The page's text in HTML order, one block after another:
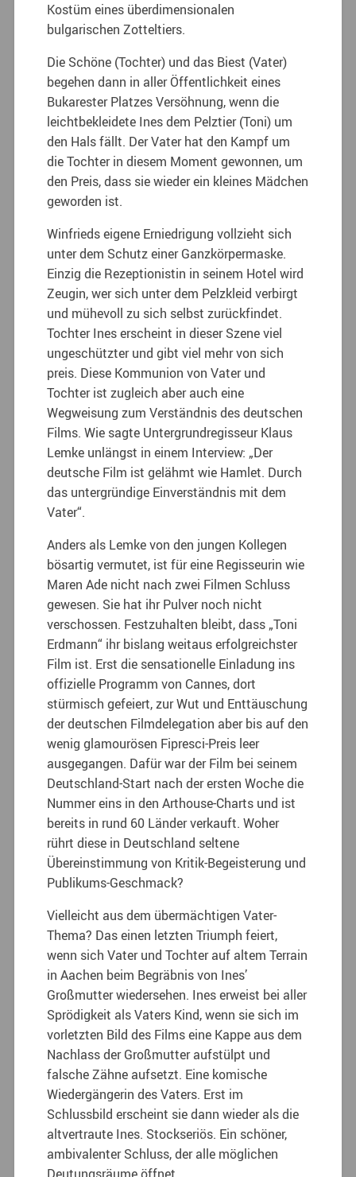
Kostüm eines überdimensionalen
bulgarischen Zotteltiers.
Die Schöne (Tochter) und das Biest (Vater)
begehen dann in aller Öffentlichkeit eines
Bukarester Platzes Versöhnung, wenn die
leichtbekleidete Ines dem Pelztier (Toni) um
den Hals fällt. Der Vater hat den Kampf um
die Tochter in diesem Moment gewonnen, um
den Preis, dass sie wieder ein kleines Mädchen
geworden ist.
Winfrieds eigene Erniedrigung vollzieht sich
unter dem Schutz einer Ganzkörpermaske.
Einzig die Rezeptionistin in seinem Hotel wird
Zeugin, wer sich unter dem Pelzkleid verbirgt
und mühevoll zu sich selbst zurückfindet.
Tochter Ines erscheint in dieser Szene viel
ungeschützter und gibt viel mehr von sich
preis. Diese Kommunion von Vater und
Tochter ist zugleich aber auch eine
Wegweisung zum Verständnis des deutschen
Films. Wie sagte Untergrundregisseur Klaus
Lemke unlängst in einem Interview: „Der
deutsche Film ist gelähmt wie Hamlet. Durch
das untergründige Einverständnis mit dem
Vater“.
Anders als Lemke von den jungen Kollegen
bösartig vermutet, ist für eine Regisseurin wie
Maren Ade nicht nach zwei Filmen Schluss
gewesen. Sie hat ihr Pulver noch nicht
verschossen. Festzuhalten bleibt, dass „Toni
Erdmann“ ihr bislang weitaus erfolgreichster
Film ist. Erst die sensationelle Einladung ins
offizielle Programm von Cannes, dort
stürmisch gefeiert, zur Wut und Enttäuschung
der deutschen Filmdelegation aber bis auf den
wenig glamourösen Fipresci-Preis leer
ausgegangen. Dafür war der Film bei seinem
Deutschland-Start nach der ersten Woche die
Nummer eins in den Arthouse-Charts und ist
bereits in rund 60 Länder verkauft. Woher
rührt diese in Deutschland seltene
Übereinstimmung von Kritik-Begeisterung und
Publikums-Geschmack?
Vielleicht aus dem übermächtigen Vater-
Thema? Das einen letzten Triumph feiert,
wenn sich Vater und Tochter auf altem Terrain
in Aachen beim Begräbnis von Ines’
Großmutter wiedersehen. Ines erweist bei aller
Sprödigkeit als Vaters Kind, wenn sie sich im
vorletzten Bild des Films eine Kappe aus dem
Nachlass der Großmutter aufstülpt und
falsche Zähne aufsetzt. Eine komische
Wiedergängerin des Vaters. Erst im
Schlussbild erscheint sie dann wieder als die
altvertraute Ines. Stockseriös. Ein schöner,
ambivalenter Schluss, der alle möglichen